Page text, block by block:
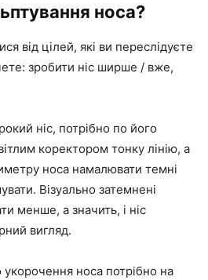
носа?
від цілей, які ви переслідуєте
зробити ніс ширше / вже,
ніс, потрібно по його
коректором тонку лінію, а
носа намалювати темні
Візуально затемнені
менше, а значить, і ніс
вигляд.
укорочення носа потрібно на